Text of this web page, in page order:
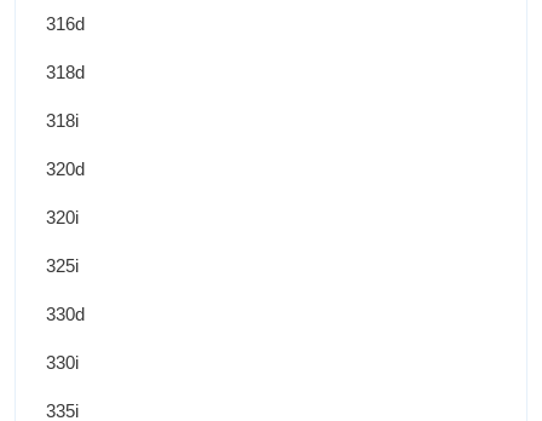
316d
318d
318i
320d
320i
325i
330d
330i
335i